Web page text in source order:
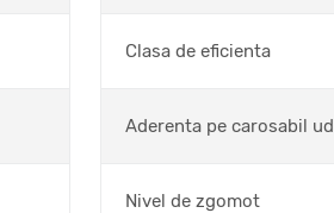
Clasa de eficienta
Aderenta pe carosabil ud
Nivel de zgomot